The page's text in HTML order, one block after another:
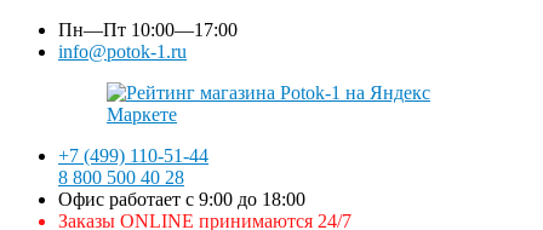
Пн—Пт 10:00—17:00
info@potok-1.ru
+7 (499) 110-51-44
8 800 500 40 28
Офис работает с 9:00 до 18:00
Заказы ONLINE принимаются 24/7